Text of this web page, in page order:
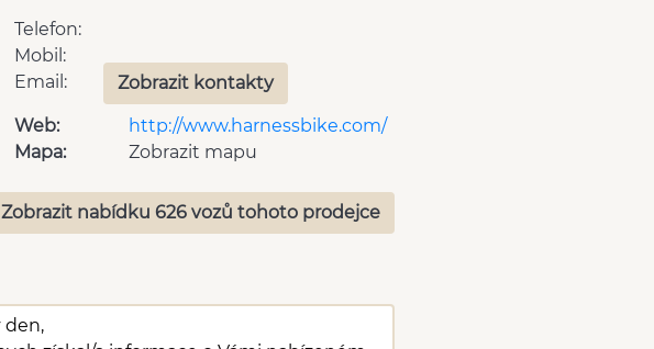
Telefon:
Mobil:
Email:
Zobrazit kontakty
Web:
http://www.harnessbike.com/
Mapa:
Zobrazit mapu
Zobrazit nabídku 626 vozů tohoto prodejce